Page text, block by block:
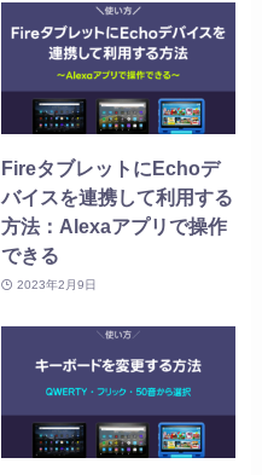
FireタブレットにEchoデ
バイスを連携して利用する
方法：Alexaアプリで操作
できる
2023年2月9日